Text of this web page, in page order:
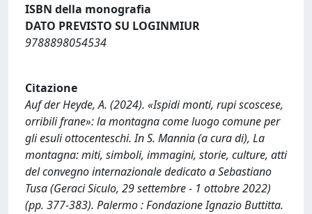
ISBN della monografia
DATO PREVISTO SU LOGINMIUR
9788898054534
Citazione
Auf der Heyde, A. (2024). «Ispidi monti, rupi scoscese,
orribili frane»: la montagna come luogo comune per
gli esuli ottocenteschi. In S. Mannia (a cura di), La
montagna: miti, simboli, immagini, storie, culture, atti
del convegno internazionale dedicato a Sebastiano
Tusa (Geraci Siculo, 29 settembre - 1 ottobre 2022)
(pp. 377-383). Palermo : Fondazione Ignazio Buttitta.